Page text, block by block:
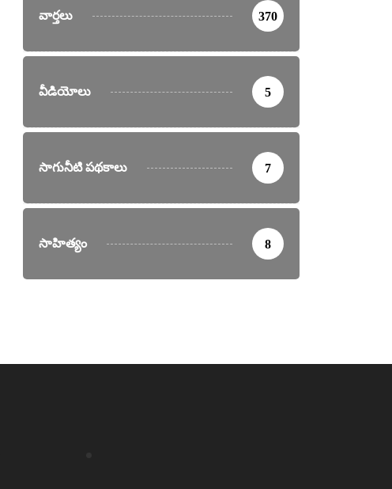
వార్తలు 370
వీడియోలు 5
సాగునీటి పథకాలు 7
సాహిత్యం 8